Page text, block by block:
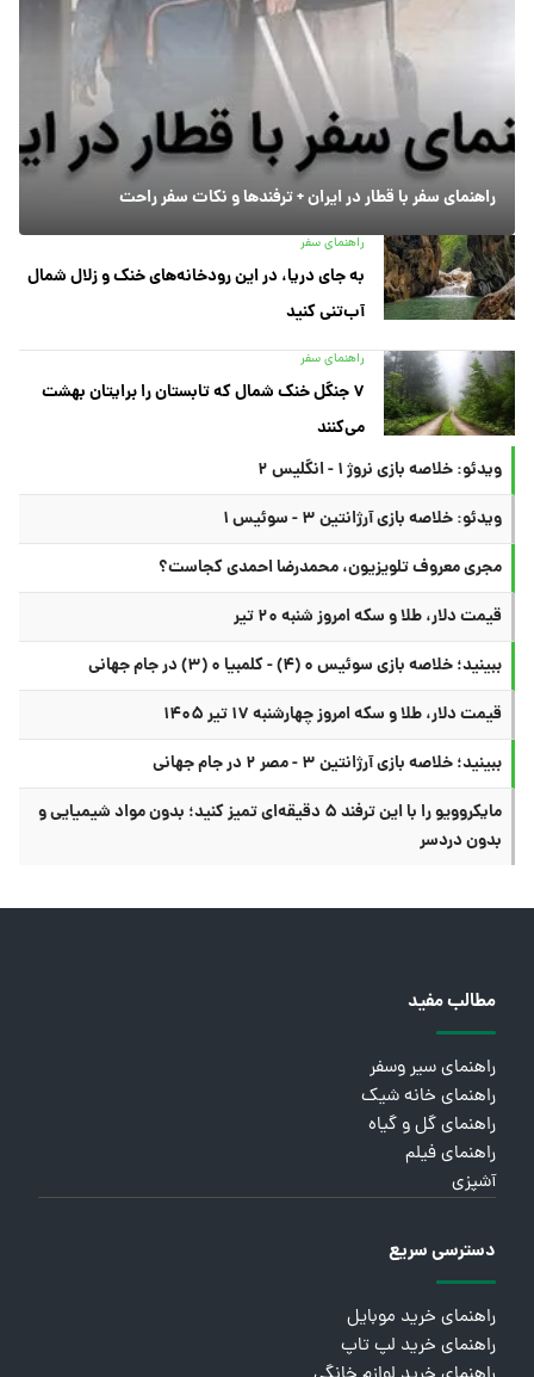
راهنمای سفر با قطار در ایران + ترفندها و نکات سفر راحت
راهنمای سفر
به جای دریا، در این رودخانه‌های خنک و زلال شمال
آب‌تنی کنید
راهنمای سفر
۷ جنگل خنک شمال که تابستان را برایتان بهشت
می‌کنند
ویدئو: خلاصه بازی نروژ ۱ - انگلیس ۲
ویدئو: خلاصه بازی آرژانتین ۳ - سوئیس ۱
مجری معروف تلویزیون، محمدرضا احمدی کجاست؟
قیمت دلار، طلا و سکه امروز شنبه ۲۰ تیر
ببینید؛ خلاصه بازی سوئیس ۰ (۴) - کلمبیا ۰ (۳) در جام جهانی
قیمت دلار، طلا و سکه امروز چهارشنبه ۱۷ تیر ۱۴۰۵
ببینید؛ خلاصه بازی آرژانتین ۳ - مصر ۲ در جام جهانی
مایکروویو را با این ترفند ۵ دقیقه‌ای تمیز کنید؛ بدون مواد شیمیایی و
بدون دردسر
مطالب مفید
راهنمای سیر وسفر
راهنمای خانه شیک
راهنمای گل و گیاه
راهنمای فیلم
آشپزی
دسترسی سریع
راهنمای خرید موبایل
راهنمای خرید لپ تاپ